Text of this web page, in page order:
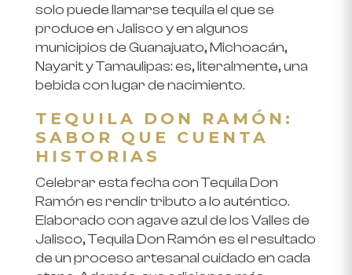
solo puede llamarse tequila el que se
produce en Jalisco y en algunos
municipios de Guanajuato, Michoacán,
Nayarit y Tamaulipas: es, literalmente, una
bebida con lugar de nacimiento.
TEQUILA DON RAMÓN:
SABOR QUE CUENTA
HISTORIAS
Celebrar esta fecha con Tequila Don
Ramón es rendir tributo a lo auténtico.
Elaborado con agave azul de los Valles de
Jalisco, Tequila Don Ramón es el resultado
de un proceso artesanal cuidado en cada